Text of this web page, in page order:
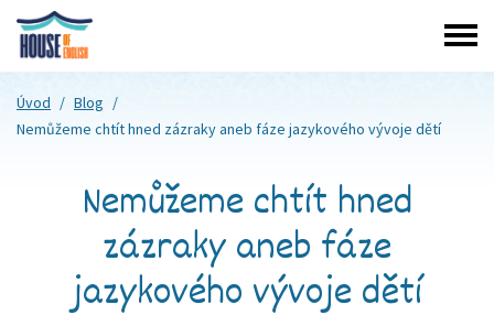
Úvod / Blog /
Nemůžeme chtít hned zázraky aneb fáze jazykového vývoje dětí
Nemůžeme chtít hned
zázraky aneb fáze
jazykového vývoje dětí